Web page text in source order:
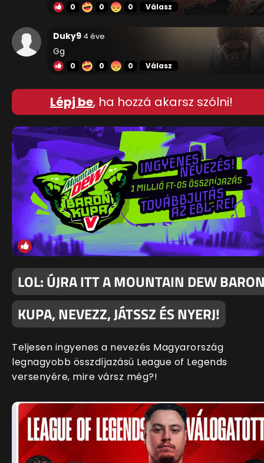
0 0 0 Válasz
Duky9 4 éve
Gg
0 0 0 Válasz
Lépj be, ha hozzá akarsz szólni!
LOL: ÚJRA ITT A MOUNTAIN DEW
KUPA, NEVEZZ, JÁTSSZ ÉS NYERJ!
Teljesen ingyenes a nevezés Magyarország
legnagyobb összdíjazású League of Legends
versenyére, mire vársz még?!